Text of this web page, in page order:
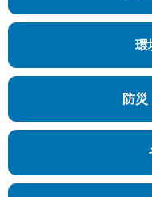
環
防